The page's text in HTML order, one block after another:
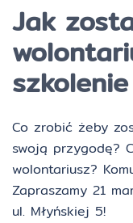
Jak
Co zrobić żeby
swoją przygodę?
wolontariusz?
Zapraszamy 21
ul. Młyńskiej 5!